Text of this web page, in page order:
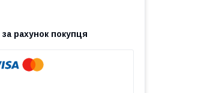
за рахунок покупця